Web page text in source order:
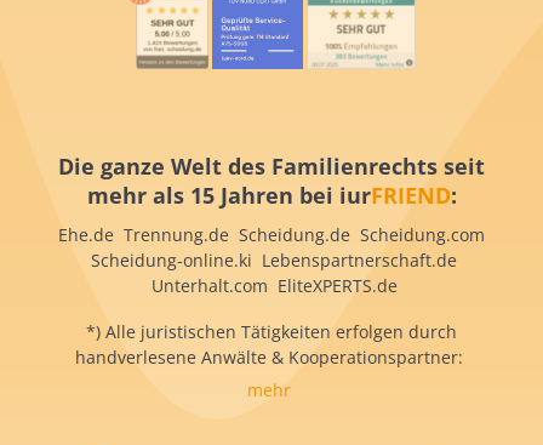
Die ganze Welt des Familienrechts seit
mehr als 15 Jahren bei iurFRIEND:
Ehe.de Trennung.de Scheidung.de Scheidung.com
Scheidung-online.ki Lebenspartnerschaft.de
Unterhalt.com EliteXPERTS.de
*) Alle juristischen Tätigkeiten erfolgen durch
handverlesene Anwälte & Kooperationspartner:
mehr